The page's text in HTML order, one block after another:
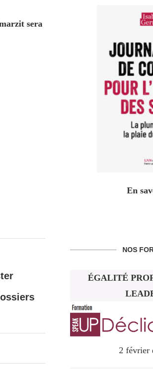
sera
En
NOS
ÉGALITÉ
2 février